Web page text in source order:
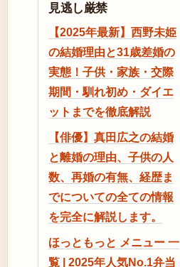
見逃し厳禁
【2025年最新】西野未姫
の結婚理由と31歳差婚の
実態！子供・家族・交際
期間・馴れ初め・ダイエ
ットまでを徹底解説
【俳優】真田広之の結婚
と離婚の理由、子供の人
数、再婚の有無、経歴ま
でについての全ての情報
を完全に解説します。
ほっともっと メニュー 一
覧 | 2025年人気No.1弁当